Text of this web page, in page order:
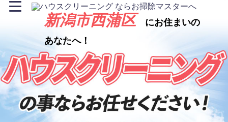
新潟市西蒲区 にお住まいの
あなたへ！